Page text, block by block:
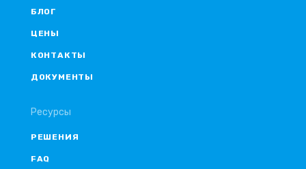
БЛОГ
ЦЕНЫ
КОНТАКТЫ
ДОКУМЕНТЫ
Ресурсы
РЕШЕНИЯ
FAQ